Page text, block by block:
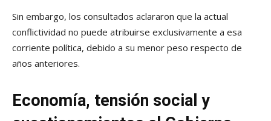
Sin embargo, los consultados aclararon que la actual
conflictividad no puede atribuirse exclusivamente a esa
corriente política, debido a su menor peso respecto de
años anteriores.
Economía, tensión social y